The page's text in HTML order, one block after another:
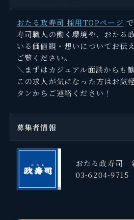
おたる政寿司 採用TOPページ
寿司職人の働く環境や、おたる
いる価値観・想いについてお伝
ご覧ください。
＼まずはカジュアル面談からも
この求人が気になった方はお気
タンからご連絡ください！
募集者情報
おたる政寿司
03-6204-9715